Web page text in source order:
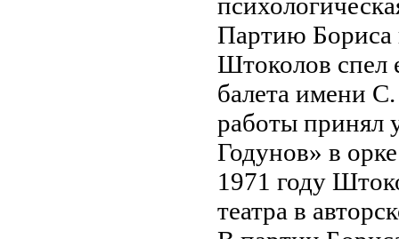
Партию Бориса
Штоколов спел
балета имени
работы принял
Годунов» в
1971 году
театра в